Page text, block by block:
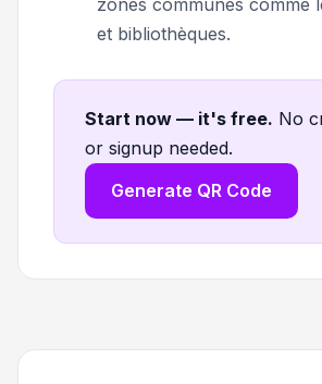
et bibliothèques.
Start now — it's free. No
or signup needed.
Generate QR Code